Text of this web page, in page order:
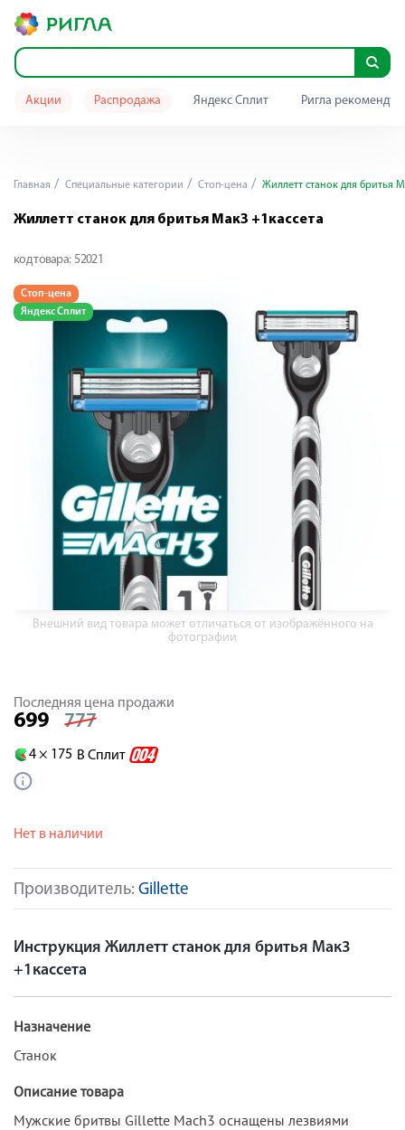
Акции Распродажа Яндекс Сплит Ригла
Главная Специальные категории Стоп-цена Жиллетт станок для бритья
Жиллетт станок для бритья Мак3 +1кассета
код товара: 52021
Стоп-цена
Яндекс Сплит
Внешний вид товара может отличаться от изображённого на
фотографии
Производитель: Gillette
Последняя цена продажи
699 777
4 × 175 В Сплит
Нет в наличии
Инструкция Жиллетт станок для бритья Мак3
+1кассета
Назначение
Станок
Описание товара
Мужские бритвы Gillette Mach3 оснащены лезвиями